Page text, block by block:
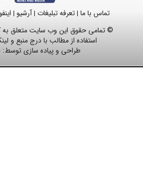
تماس با ما |تعرفه تبلیغات |آرشیو |
© تمامی حقوق این وب سایت متعلق به
استفاده از مطالب با درج منبع و
طراحی و پیاده سازی توسط: